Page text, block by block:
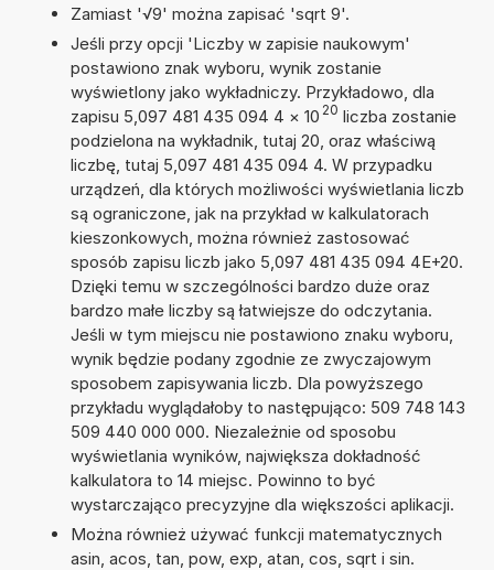
Zamiast '√9' można zapisać 'sqrt 9'.
Jeśli przy opcji 'Liczby w zapisie naukowym'
postawiono znak wyboru, wynik zostanie
wyświetlony jako wykładniczy. Przykładowo, dla
zapisu 5,097 481 435 094 4 × 10 20 liczba zostanie
podzielona na wykładnik, tutaj 20, oraz właściwą
liczbę, tutaj 5,097 481 435 094 4. W przypadku
urządzeń, dla których możliwości wyświetlania liczb
są ograniczone, jak na przykład w kalkulatorach
kieszonkowych, można również zastosować
sposób zapisu liczb jako 5,097 481 435 094 4E+20.
Dzięki temu w szczególności bardzo duże oraz
bardzo małe liczby są łatwiejsze do odczytania.
Jeśli w tym miejscu nie postawiono znaku wyboru,
wynik będzie podany zgodnie ze zwyczajowym
sposobem zapisywania liczb. Dla powyższego
przykładu wyglądałoby to następująco: 509 748 143
509 440 000 000. Niezależnie od sposobu
wyświetlania wyników, największa dokładność
kalkulatora to 14 miejsc. Powinno to być
wystarczająco precyzyjne dla większości aplikacji.
Można również używać funkcji matematycznych
asin, acos, tan, pow, exp, atan, cos, sqrt i sin.